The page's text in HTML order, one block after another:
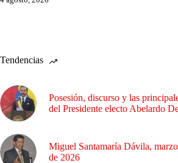
Tendencias
Posesión, discurso y las
del Presidente electo Abelardo
Miguel Santamaría Dávila,
de 2026